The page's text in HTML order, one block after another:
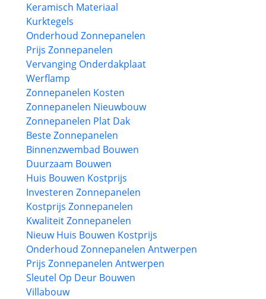
Keramisch Materiaal
Kurktegels
Onderhoud Zonnepanelen
Prijs Zonnepanelen
Vervanging Onderdakplaat
Werflamp
Zonnepanelen Kosten
Zonnepanelen Nieuwbouw
Zonnepanelen Plat Dak
Beste Zonnepanelen
Binnenzwembad Bouwen
Duurzaam Bouwen
Huis Bouwen Kostprijs
Investeren Zonnepanelen
Kostprijs Zonnepanelen
Kwaliteit Zonnepanelen
Nieuw Huis Bouwen Kostprijs
Onderhoud Zonnepanelen Antwerpen
Prijs Zonnepanelen Antwerpen
Sleutel Op Deur Bouwen
Villabouw